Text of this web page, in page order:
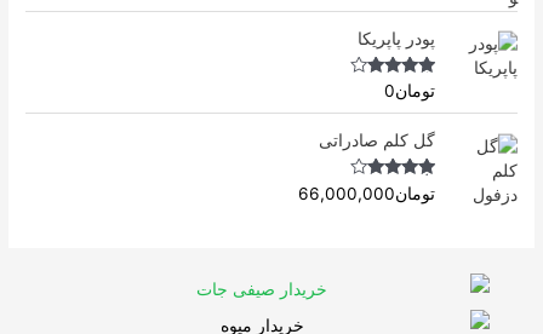
out of 5
پودر پاپریکا
Rated4.50
out of 5
تومان0
گل کلم صادراتی
Rated4.63
out of 5
تومان66,000,000